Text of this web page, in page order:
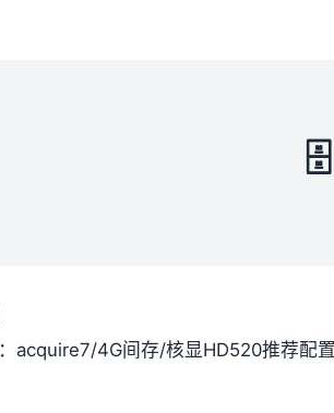
​：acquire7/4G间存/核显HD520​推荐配置​